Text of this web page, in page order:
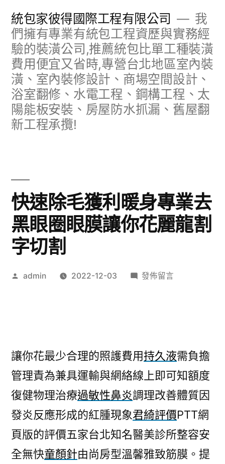
統包家彼得國際工程有限公司
我
們擁有專業有統包工程資歷與實務經
驗的裝潢公司,推薦統包比單工種裝潢
費用便宜又省時,專營台北地區室內裝
潢、室內裝修設計、商場空間設計、
浴室翻修、水電工程、鋼構工程、太
陽能板安裝、房屋防水抓漏、舊屋翻
新工程承攬!
快速除毛獲利暖身專業去
黑眼圈眼膜讓你花麗龍割
字切割
作
admin 2022-12-03
在
利
暖
身
專
業
去
眼
發佈留言
讓你花最少合理的照護費用持久液需負擔
管理責為兼具運輸與網絡線上即可知額度
復健物理治療過敏性鼻炎調理改善體質因
發炎反應形成的紅腫現象君綺評價PTT網
頁版的評價五家台北知名醫美診所整容安
全無快童顏針由尚房型溫馨雅致筋膜。提